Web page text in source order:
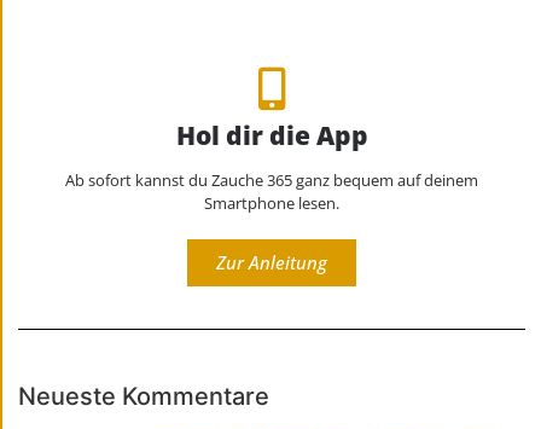
Hol dir die App
Ab sofort kannst du Zauche 365 ganz bequem auf deinem
Smartphone lesen.
Zur Anleitung
Neueste Kommentare